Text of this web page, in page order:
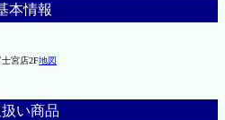
本情報
宮店2F地図
い商品